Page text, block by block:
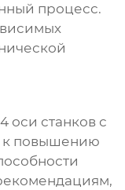
процесс.
4 оси станков с
к повышению